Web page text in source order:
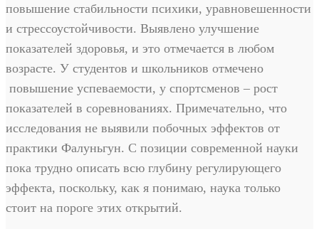
повышение стабильности психики, уравновешенности
и стрессоустойчивости. Выявлено улучшение
показателей здоровья, и это отмечается в любом
возрасте. У студентов и школьников отмечено
повышение успеваемости, у спортсменов – рост
показателей в соревнованиях. Примечательно, что
исследования не выявили побочных эффектов от
практики Фалуньгун. С позиции современной науки
пока трудно описать всю глубину регулирующего
эффекта, поскольку, как я понимаю, наука только
стоит на пороге этих открытий.